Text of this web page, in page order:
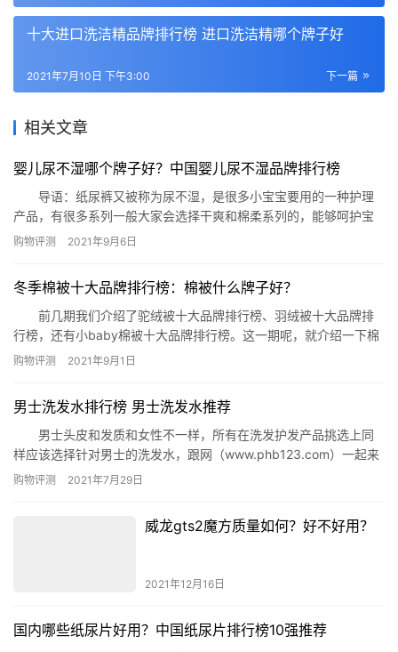
十大进口洗洁精品牌排行榜 进口洗洁精哪个牌子好
下一篇
2021年7月10日 下午3:00
相关文章
婴儿尿不湿哪个牌子好？中国婴儿尿不湿品牌排行榜
导语：纸尿裤又被称为尿不湿，是很多小宝宝要用的一种护理
产品，有很多系列一般大家会选择干爽和棉柔系列的，能够呵护宝
宝的肌肤，透气没刺激，下面小编为大家盘点了中国婴儿尿不湿品
护理产品企业，这个品牌成立于2006年发展至今已经有22年时间，
购物评测 2021年9月6日
冬季棉被十大品牌排行榜：棉被什么牌子好？
前几期我们介绍了驼绒被十大品牌排行榜、羽绒被十大品牌排
行榜，还有小baby棉被十大品牌排行榜。这一期呢，就介绍一下棉
被前十品牌。 冬季棉被品牌排行榜 1.恒源祥(109-3999￥) 恒
购物评测 2021年9月1日
男士洗发水排行榜 男士洗发水推荐
男士头皮和发质和女性不一样，所有在洗发护发产品挑选上同
样应该选择针对男士的洗发水，跟网（www.phb123.com）一起来
看下哪些洗发水最受欢迎，让你在男士洗发水排行榜中也能找到适
富，具特强的杀菌及洁净功能;檀香、橄榄果油能滋养头…
购物评测 2021年7月29日
威龙gts2魔方质量如何？好不好用？
2021年12月16日
国内哪些纸尿片好用？中国纸尿片排行榜10强推荐